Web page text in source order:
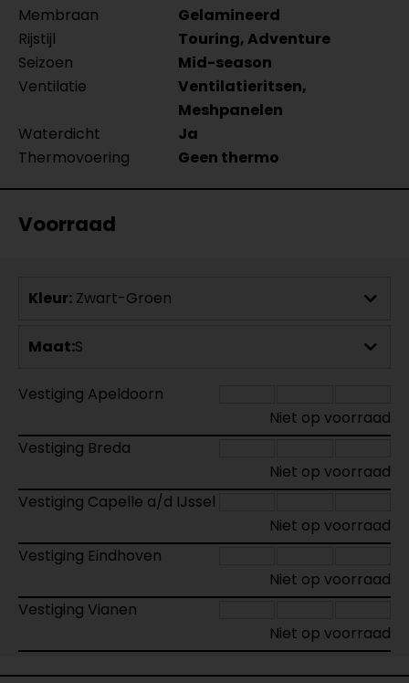
Membraan
Gelamineerd
Rijstijl
Touring, Adventure
Seizoen
Mid-season
Ventilatie
Ventilatieritsen,
Meshpanelen
Waterdicht
Ja
Thermovoering
Geen thermo
Voorraad
Kleur: Zwart-Groen
Maat:S
Vestiging Apeldoorn
Niet op voorraad
Vestiging Breda
Niet op voorraad
Vestiging Capelle a/d IJssel
Niet op voorraad
Vestiging Eindhoven
Niet op voorraad
Vestiging Vianen
Niet op voorraad